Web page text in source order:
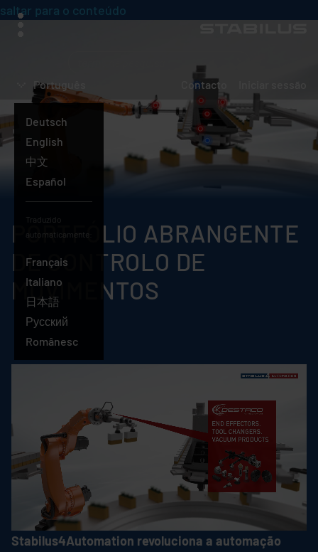
saltar para o conteúdo
menu
Português
Deutsch
English
中文
Español
Traduzido
automaticamente:
Français
Italiano
日本語
Português
Русский
Românesc
Contacto
PORTFÓLIO ABRANGENTE
DE CONTROLO DE
MOVIMENTOS
Stabilus4Automation revoluciona a automação
está